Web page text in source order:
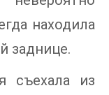
находила
заднице.
съехала из